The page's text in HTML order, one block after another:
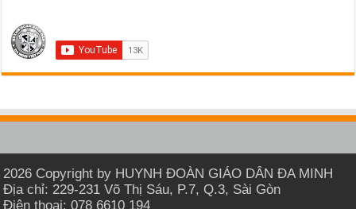
2026 Copyright by HUYNH ĐOÀN GIÁO DÂN ĐA MINH
Địa chỉ: 229-231 Võ Thị Sáu, P.7, Q.3, Sài Gòn
Điện thoại: 078 6610 194